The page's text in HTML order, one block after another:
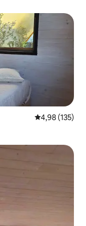
Priemerné
4,98 (135)